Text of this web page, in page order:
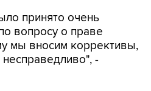
принято очень
вопросу о праве
мы вносим коррективы,
несправедливо", -